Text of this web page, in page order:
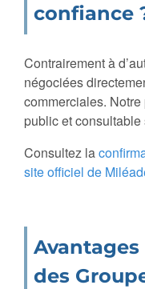
confiance
Contrairement à
négociées
commerciales.
public et
Consultez la
site officiel de
des